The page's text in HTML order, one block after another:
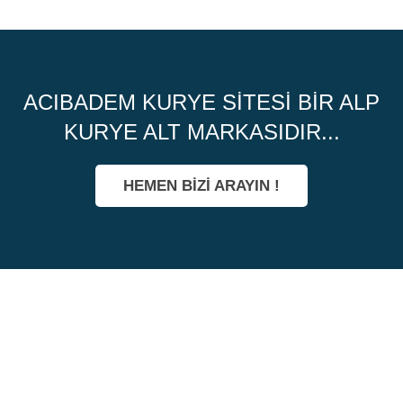
ACIBADEM KURYE SITESI BIR ALP
KURYE ALT MARKASIDIR...
HEMEN BİZİ ARAYIN !